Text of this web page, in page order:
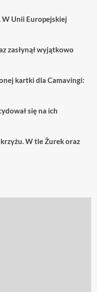
Unii Europejskiej
zasłynął wyjątkowo
kartki dla Camavingi:
się na ich
W tle Żurek oraz